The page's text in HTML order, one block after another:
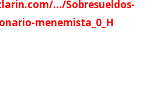
…/Sobresueldos-
menemista_0_H